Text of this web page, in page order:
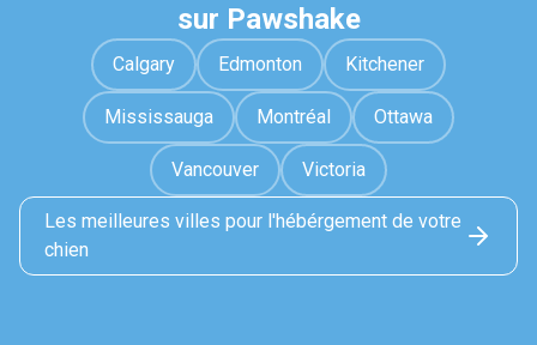
sur Pawshake
Calgary Edmonton Kitchener
Mississauga Montréal Ottawa
Vancouver Victoria
Les meilleures villes pour l'hébérgement de votre
chien